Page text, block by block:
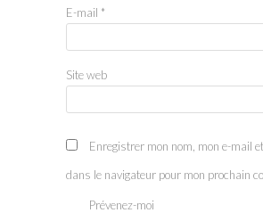
E-mail *
Site web
Enregistrer mon nom, mon e-mail
dans le navigateur pour mon prochain
Prévenez-moi